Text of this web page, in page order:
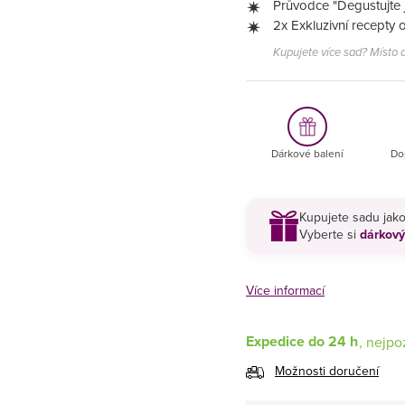
Průvodce
2x Exkluzivní recepty
Kupujete více sad? Místo
Dárkové balení
Kupujete sadu
Vyberte si
Více informací
Expedice do 24 h
Možnosti doručení